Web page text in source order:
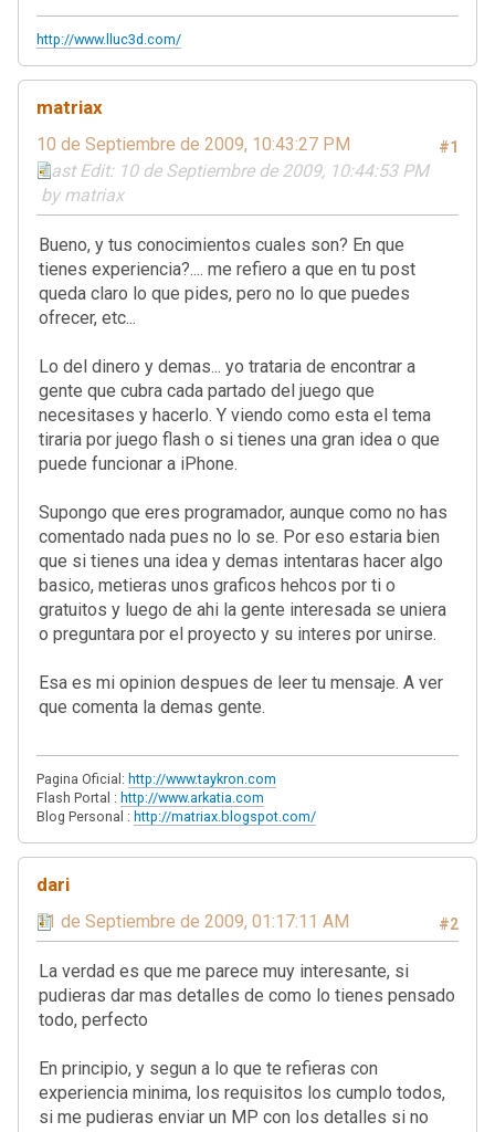
http://www.lluc3d.com/
matriax
#1
10 de Septiembre de 2009, 10:43:27 PM
Last Edit: 10 de Septiembre de 2009, 10:44:53 PM
by matriax
Bueno, y tus conocimientos cuales son? En que
tienes experiencia?.... me refiero a que en tu post
queda claro lo que pides, pero no lo que puedes
ofrecer, etc...
Lo del dinero y demas... yo trataria de encontrar a
gente que cubra cada partado del juego que
necesitases y hacerlo. Y viendo como esta el tema
tiraria por juego flash o si tienes una gran idea o que
puede funcionar a iPhone.
Supongo que eres programador, aunque como no has
comentado nada pues no lo se. Por eso estaria bien
que si tienes una idea y demas intentaras hacer algo
basico, metieras unos graficos hehcos por ti o
gratuitos y luego de ahi la gente interesada se uniera
o preguntara por el proyecto y su interes por unirse.
Esa es mi opinion despues de leer tu mensaje. A ver
que comenta la demas gente.
Pagina Oficial: http://www.taykron.com
Flash Portal : http://www.arkatia.com
Blog Personal : http://matriax.blogspot.com/
dari
#2
11 de Septiembre de 2009, 01:17:11 AM
La verdad es que me parece muy interesante, si
pudieras dar mas detalles de como lo tienes pensado
todo, perfecto
En principio, y segun a lo que te refieras con
experiencia minima, los requisitos los cumplo todos,
si me pudieras enviar un MP con los detalles si no